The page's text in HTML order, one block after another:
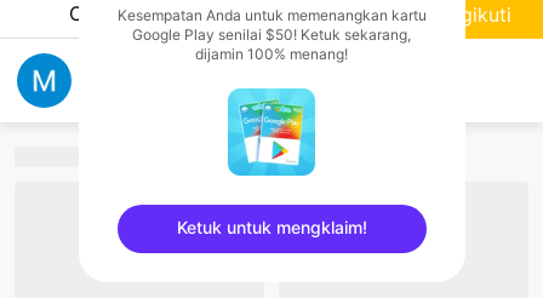
Chat Streamer
Mas Ganteng's Live Channel
Mengikuti
Kesempatan Anda untuk memenangkan kartu
Google Play senilai $50! Ketuk sekarang,
dijamin 100% menang!
Ketuk untuk mengklaim!